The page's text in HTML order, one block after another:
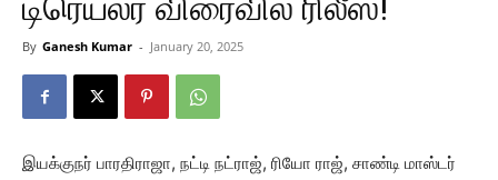
By Ganesh Kumar - January 20, 2025
இயக்குநர் பாரதிராஜா, நட்டி நட்ராஜ், ரியோ ராஜ், சாண்டி மாஸ்டர்